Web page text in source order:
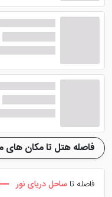
رستوران هتل درجه
باشد. این رستوران
نمایی زیبا ر از
توانید برای صرف
مراجعه کنید و از
امکانات هتل آریان
شده اند. شما مهمانان
کافی شاپ، سالن
سرویس، گیم نت و...
پذیرش 24
فاصله هتل تا مکان های
فاصله تا ساحل دریای نور